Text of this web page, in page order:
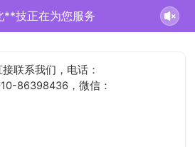
**技正在为您服务
联系我们，电话：
86398436，微信：